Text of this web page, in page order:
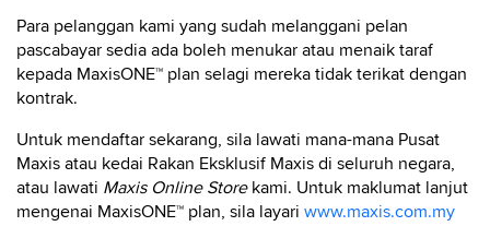
Para pelanggan kami yang sudah melanggani pelan
pascabayar sedia ada boleh menukar atau menaik taraf
kepada MaxisONE™ plan selagi mereka tidak terikat dengan
kontrak.
Untuk mendaftar sekarang, sila lawati mana-mana Pusat
Maxis atau kedai Rakan Eksklusif Maxis di seluruh negara,
atau lawati Maxis Online Store kami. Untuk maklumat lanjut
mengenai MaxisONE™ plan, sila layari www.maxis.com.my